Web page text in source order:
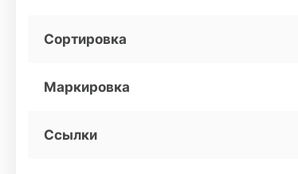
Сортировка
Маркировка
Ссылки